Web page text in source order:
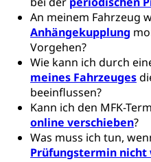
An meinem Fahrzeug
Anhängekupplung
Vorgehen?
Wie kann ich durch
meines Fahrzeuges
beeinflussen?
Kann ich den MFK-
online verschieben?
Was muss ich tun,
Prüfungstermin nicht
FMS und
Finanzielle
Pflege HF oder
Fachstelle
Studienbeiträge
Finanzielle
Stipendien
Technische Hochschule,
Hochschulstudium,
universitäre Ausbildung,
Hochschulbildung,
Hochschule, Bachelor,
Weiterbildung,
Dienstleistungen,
Fachhochschule
Pädagogische Hochschule
swissuniversities
Hochschulen)